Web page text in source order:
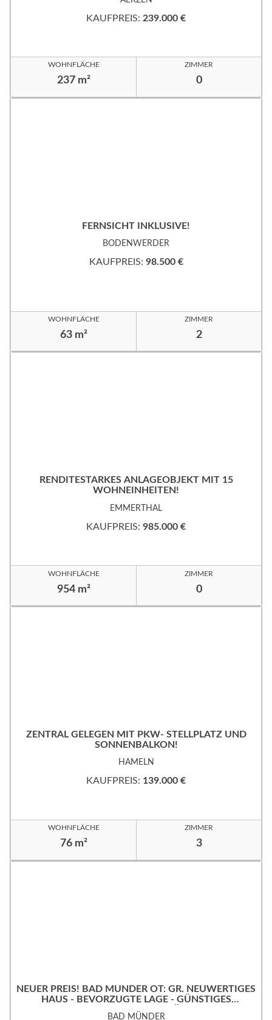
KAUFPREIS: 239.000 €
WOHNFLÄCHE
237 m²
ZIMMER
0
FERNSICHT INKLUSIVE!
BODENWERDER
KAUFPREIS: 98.500 €
WOHNFLÄCHE
63 m²
ZIMMER
2
RENDITESTARKES ANLAGEOBJEKT MIT 15
WOHNEINHEITEN!
EMMERTHAL
KAUFPREIS: 985.000 €
WOHNFLÄCHE
954 m²
ZIMMER
0
ZENTRAL GELEGEN MIT PKW- STELLPLATZ UND
SONNENBALKON!
HAMELN
KAUFPREIS: 139.000 €
WOHNFLÄCHE
76 m²
ZIMMER
3
NEUER PREIS! BAD MÜNDER OT: GR. NEUWERTIGES
HAUS - BEVORZUGTE LAGE - GÜNSTIGES
ERBPACHTGRUNDSTÜCK!
BAD MÜNDER